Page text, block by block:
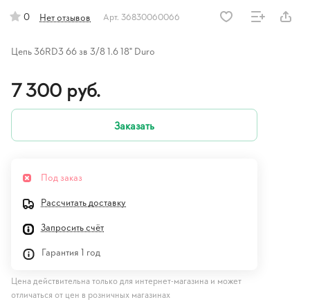
0 Нет отзывов Арт. 36830060066
Цепь 36RD3 66 зв 3/8 1.6 18" Duro
7 300 руб.
Заказать
Под заказ
Рассчитать доставку
Запросить счёт
Гарантия 1 год
Цена действительна только для интернет-магазина и может
отличаться от цен в розничных магазинах